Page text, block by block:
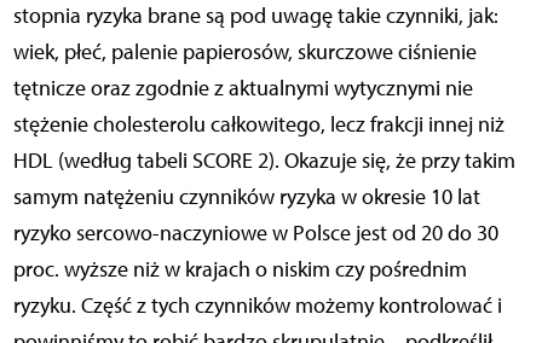
stopnia ryzyka brane są pod uwagę takie czynniki, jak:
wiek, płeć, palenie papierosów, skurczowe ciśnienie
tętnicze oraz zgodnie z aktualnymi wytycznymi nie
stężenie cholesterolu całkowitego, lecz frakcji innej niż
HDL (według tabeli SCORE 2). Okazuje się, że przy takim
samym natężeniu czynników ryzyka w okresie 10 lat
ryzyko sercowo-naczyniowe w Polsce jest od 20 do 30
proc. wyższe niż w krajach o niskim czy pośrednim
ryzyku. Część z tych czynników możemy kontrolować i